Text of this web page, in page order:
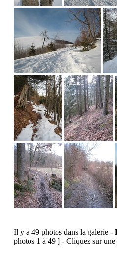
Il y a 49 photos dans la galerie -
photos 1 à 49 ] - Cliquez sur